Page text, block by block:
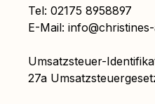
Tel: 02175 8958897
E-Mail:
Umsatzsteuer-
27a